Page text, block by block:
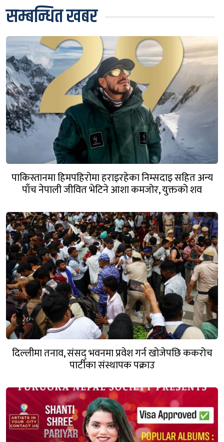
सम्बन्धित खबर
पाकिस्तानमा हिमपहिरोमा हराइरहेका निम्सदाइ सहित अन्य
पाँच नेपाली जीवित भेटिने आशा कमजोर, युक्तको शव
निकालियो
पार्टीका संस्थापक पक्राउ